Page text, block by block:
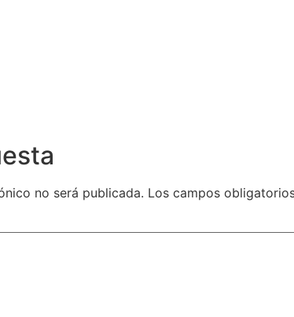
no será publicada. Los campos